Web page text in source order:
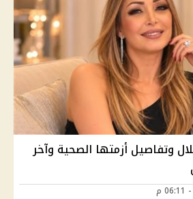
وتفاصيل أزمتها الصحية وآخر